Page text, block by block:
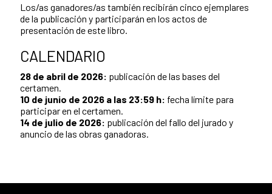
Los/as ganadores/as también recibirán cinco ejemplares
de la publicación y participarán en los actos de
presentación de este libro.
CALENDARIO
28 de abril de 2026: publicación de las bases del
certamen.
10 de junio de 2026 a las 23:59 h: fecha límite para
participar en el certamen.
14 de julio de 2026: publicación del fallo del jurado y
anuncio de las obras ganadoras.